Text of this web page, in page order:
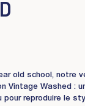
old school, notre
Vintage Washed :
pour reproduire le